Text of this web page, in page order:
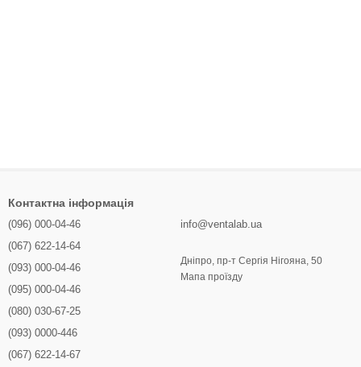
Контактна інформація
(096) 000-04-46
(067) 622-14-64
(093) 000-04-46
(095) 000-04-46
(080) 030-67-25
(093) 0000-446
(067) 622-14-67
info@ventalab.ua
Дніпро, пр-т Сергія Нігояна, 50
Мапа проїзду